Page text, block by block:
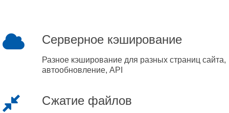
Серверное кэширование
Разное кэширование для разных страниц сайта,
автообновление, API
Сжатие файлов